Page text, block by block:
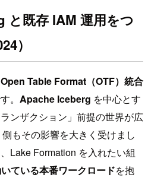
と既存 IAM 運用をつ
）
Open Table Format（OTF）統合
。 Apache Iceberg を中心とす
ンザクション」前提の世界が広
もその影響を大きく受けまし
Lake Formation を入れたい組
ている本番ワークロードを抱